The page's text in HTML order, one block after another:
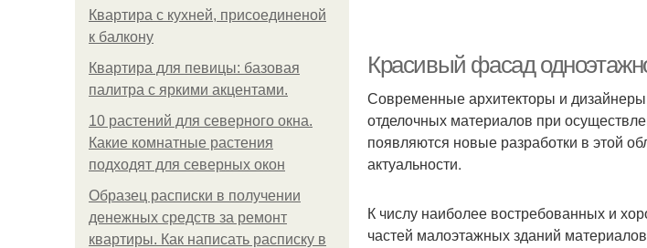
Квартира с кухней, присоединеной
к балкону
Квартира для певицы: базовая
палитра с яркими акцентами.
10 растений для северного окна.
Какие комнатные растения
подходят для северных окон
Образец расписки в получении
денежных средств за ремонт
квартиры. Как написать расписку в
Красивый фасад
Современные архитекторы и
отделочных материалов при
появляются новые разработки в этой
актуальности.
К числу наиболее востребованных и
частей малоэтажных зданий